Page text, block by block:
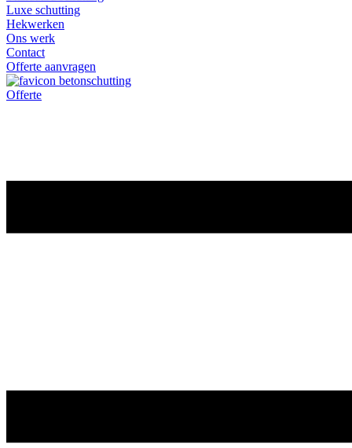
Luxe schutting
Hekwerken
Ons werk
Contact
Offerte aanvragen
Offerte